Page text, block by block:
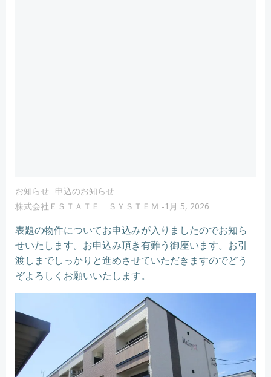
お知らせ
申込のお知らせ
株式会社ＥＳＴＡＴＥ ＳＹＳＴＥＭ -1月 5, 2026
表題の物件についてお申込みが入りましたのでお知ら
せいたします。お申込み頂き有難う御座います。お引
渡しまでしっかりと進めさせていただきますのでどう
ぞよろしくお願いいたします。